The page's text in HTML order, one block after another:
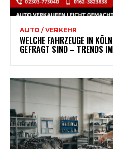
AUTO / VERKEHR
WELCHE FAHRZEUGE IN
GEFRAGT SIND – TRENDS